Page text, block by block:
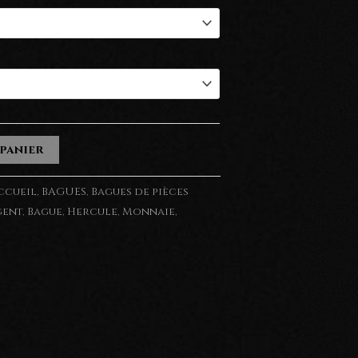
, BAGUES, Bagues de pièces
, Bague, Hercule, Monnaie,